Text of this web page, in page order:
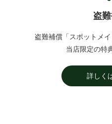
盗
盗難補償「スポットメ
当店限定の特
詳しく